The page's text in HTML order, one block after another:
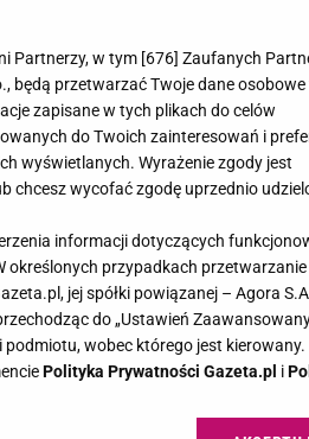
Adamem
Partnerzy, w tym [676] Zaufanych
będą przetwarzać Twoje dane
zapisane w tych plikach do celów
do Twoich zainteresowań i
wyświetlanych. Wyrażenie zgody jest
chcesz wycofać zgodę uprzednio
informacji dotyczących
określonych przypadkach przetwarzanie
jej spółki powiązanej – Agora
do „Ustawień
wobec którego jest kierowany.
Polityka Prywatności Gazeta.pl i